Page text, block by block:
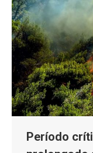
Período